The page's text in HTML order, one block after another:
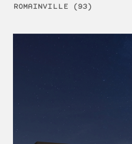
ROMAINVILLE (93)